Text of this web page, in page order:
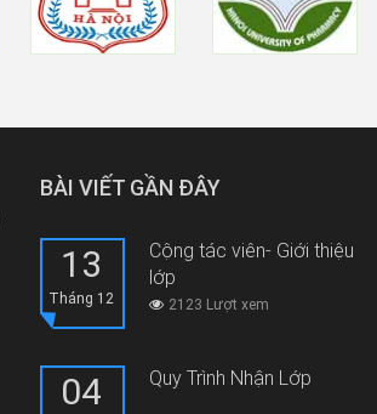
BÀI VIẾT GẦN ĐÂY
13
Tháng 12
Cộng tác viên- Giới thiệu
lớp
2123 Lượt xem
04 Quy Trình Nhận Lớp